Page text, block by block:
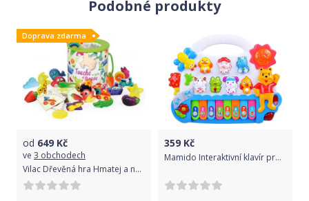
Baterie: 3× LR44 (jsou součástí balení).
Vhodné pro děti od 1 roku.
Rozměry balení: 20×20×5 cm.
Podobné produkty
Doprava zdarma
od 649 Kč
ve 3 obchodech
Vilac Dřevěná hra Hmatej a najdi
359 Kč
Mamido Interaktivní klavír pro nejmenší bílý